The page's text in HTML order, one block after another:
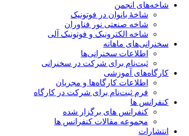
شاخه‌های انجمن
شاخۀ بانوان در فوتونیک
شاخه صنعتی نور فناوران
شاخه‌ الکترونیک و فوتونیک آلی
سخنرانی‌های ماهانه
اطلاعات سخنرانی‌‌ها
ثبت‌نام برای شرکت در سخنرانی
کارگاه‌های آموزشی
اطلاعات کارگاه‌ها و مجریان
فرم ثبت‌نام برای شرکت در کارگاه
کنفرانس ها
کنفرانس های برگزار شده
مجموعه مقالات کنفرانس ها
انتشارات